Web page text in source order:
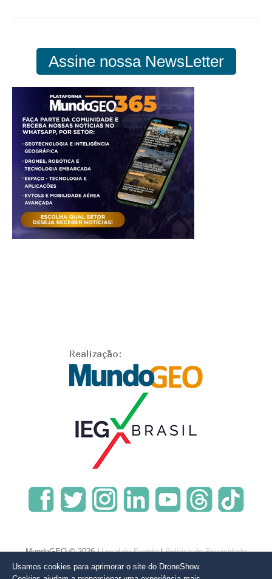
Assine nossa NewsLetter
MundoGEO © 2026 |Local do Evento|Política de Privacidade
Usamos cookies para aprimorar o site do DroneShow.